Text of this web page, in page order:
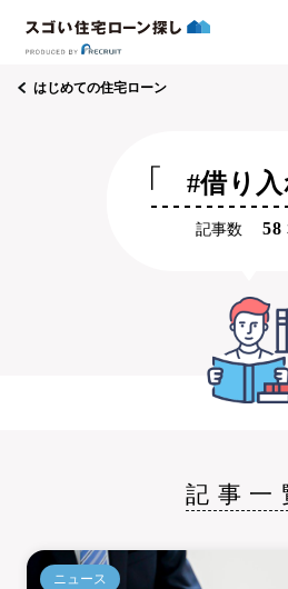
はじめての住宅ローン
#借り
記事数 58
記事一
ニュース